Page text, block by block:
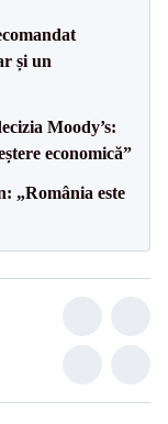
și un
Moody’s:
economică”
„România este